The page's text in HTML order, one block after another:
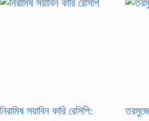
নিরামিষ সয়াবিন কারি রেসিপি: